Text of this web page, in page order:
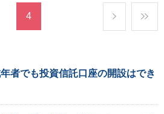
4
年者でも投資信託口座の開設はでき